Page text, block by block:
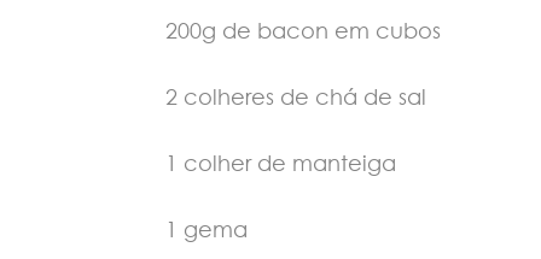
200g de bacon em cubos
2 colheres de chá de sal
1 colher de manteiga
1 gema